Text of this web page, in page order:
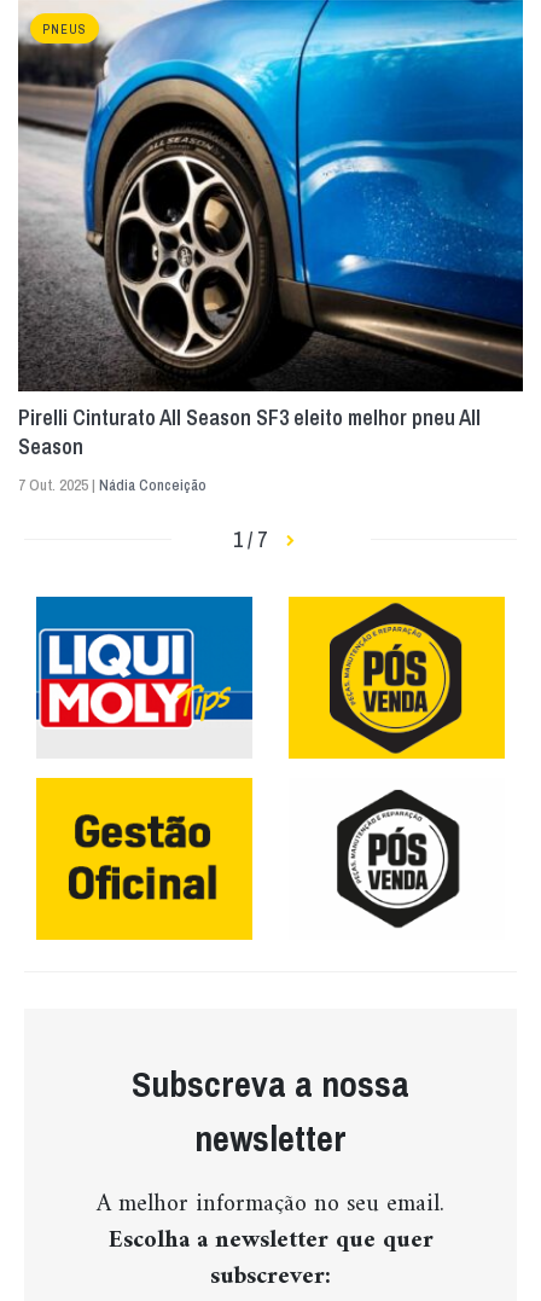
PNEUS
Pirelli Cinturato All Season SF3 eleito melhor pneu All
Season
7 Out. 2025 | Nádia Conceição
1 / 7
Subscreva a nossa
newsletter
A melhor informação no seu email.
Escolha a newsletter que quer
subscrever: